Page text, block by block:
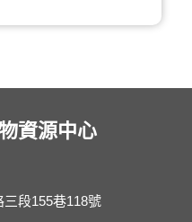
資源中心
段155巷118號